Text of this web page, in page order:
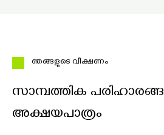
ഞങ്ങളുടെ വീക്ഷണം
സാമ്പത്തിക
അക്ഷയപാത്രം